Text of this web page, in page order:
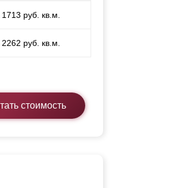
1713 руб. кв.м.
2262 руб. кв.м.
стоимость